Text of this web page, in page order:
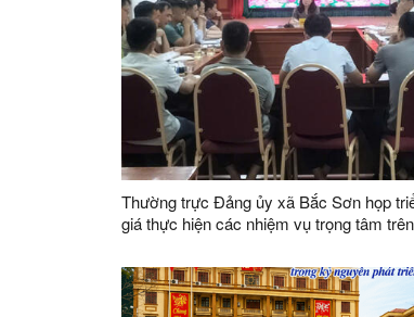
Thường trực Đảng ủy xã Bắc Sơn họp
giá thực hiện các nhiệm vụ trọng tâm